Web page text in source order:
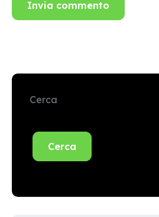
Cerca
Cerca